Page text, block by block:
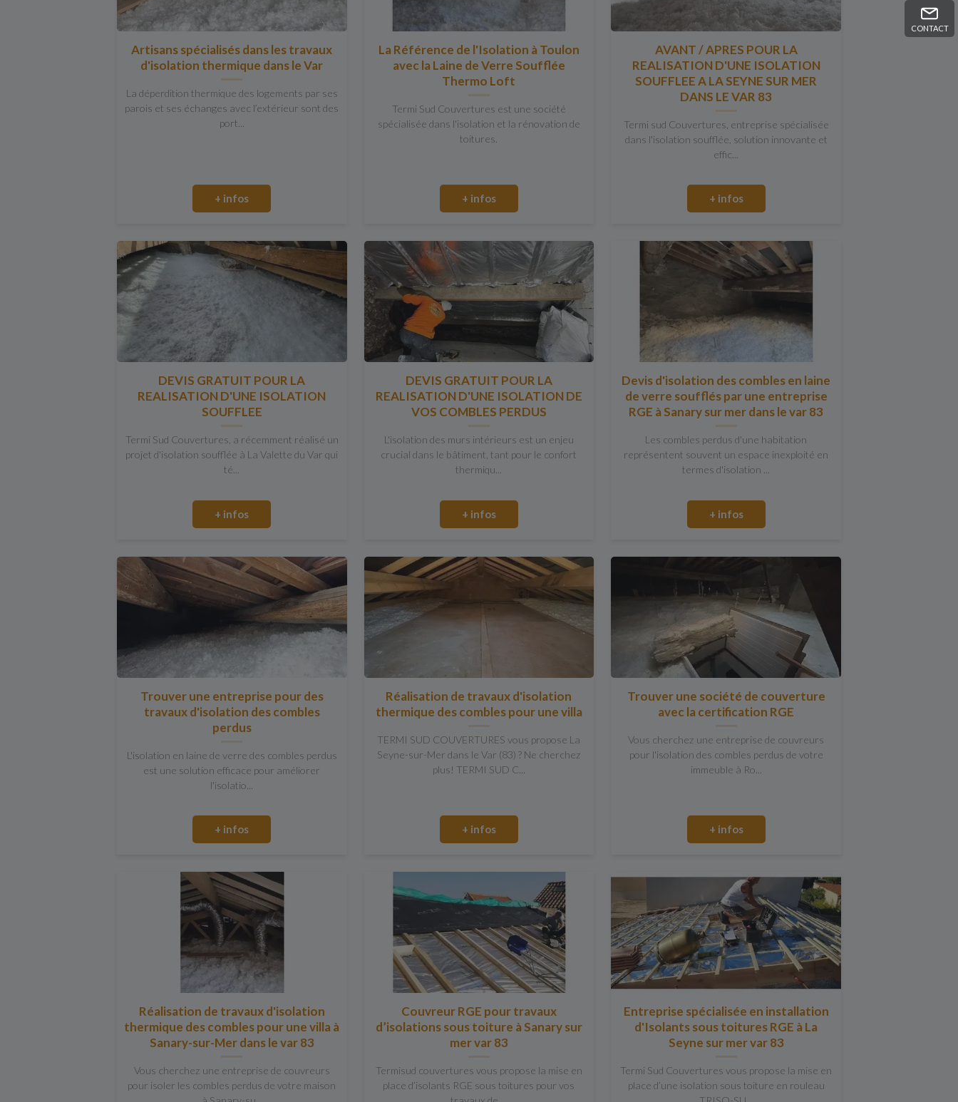
CONTACT
Artisans spécialisés dans les travaux
d'isolation thermique dans le Var
La déperdition thermique des logements par ses
parois et ses échanges avec l’extérieur sont des
port...
+ infos
La Référence de l'Isolation à Toulon
avec la Laine de Verre Soufflée
Thermo Loft
Termi Sud Couvertures est une société
spécialisée dans l'isolation et la rénovation de
toitures.
+ infos
AVANT / APRES POUR LA
REALISATION D'UNE ISOLATION
SOUFFLEE A LA SEYNE SUR MER
DANS LE VAR 83
Termi sud Couvertures, entreprise spécialisée
dans l'isolation soufflée, solution innovante et
effic...
+ infos
DEVIS GRATUIT POUR LA
REALISATION D'UNE ISOLATION
SOUFFLEE
Termi Sud Couvertures, a récemment réalisé un
projet d'isolation soufflée à La Valette du Var qui
té...
+ infos
DEVIS GRATUIT POUR LA
REALISATION D'UNE ISOLATION DE
VOS COMBLES PERDUS
L'isolation des murs intérieurs est un enjeu
crucial dans le bâtiment, tant pour le confort
thermiqu...
+ infos
Devis d'isolation des combles en laine
de verre soufflés par une entreprise
RGE à Sanary sur mer dans le var 83
Les combles perdus d'une habitation
représentent souvent un espace inexploité en
termes d'isolation ...
+ infos
Trouver une entreprise pour des
travaux d'isolation des combles
perdus
L'isolation en laine de verre des combles perdus
est une solution efficace pour améliorer
l'isolatio...
+ infos
Réalisation de travaux d'isolation
thermique des combles pour une villa
TERMI SUD COUVERTURES vous propose La
Seyne-sur-Mer dans le Var (83) ? Ne cherchez
plus! TERMI SUD C...
+ infos
Trouver une société de couverture
avec la certification RGE
Vous cherchez une entreprise de couvreurs
pour l'isolation des combles perdus de votre
immeuble à Ro...
+ infos
Réalisation de travaux d'isolation
thermique des combles pour une villa à
Sanary-sur-Mer dans le var 83
Vous cherchez une entreprise de couvreurs
pour isoler les combles perdus de votre maison
Couvreur RGE pour travaux
d’isolations sous toiture à Sanary sur
mer var 83
Termisud couvertures vous propose la mise en
place d’isolants RGE sous toitures pour vos
Entreprise spécialisée en installation
d'Isolants sous toitures RGE à La
Seyne sur mer var 83
Termi Sud Couvertures vous propose la mise en
place d’une isolation sous toiture en rouleau